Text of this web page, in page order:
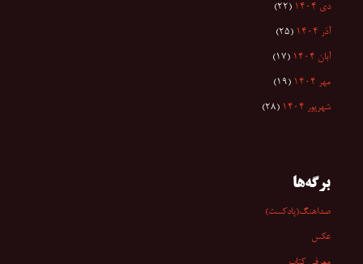
دی ۱۴۰۴ (۲۲)
آذر ۱۴۰۴ (۲۵)
آبان ۱۴۰۴ (۱۷)
مهر ۱۴۰۴ (۱۹)
شهریور ۱۴۰۴ (۲۸)
برگه‌ها
صداهنگ(پادکست)
عکس